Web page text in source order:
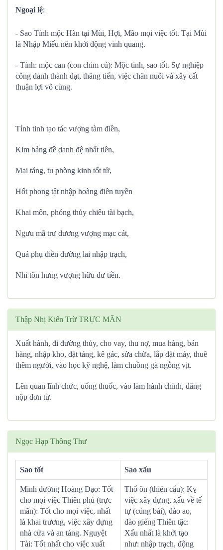
Ngoại lệ:
- Sao Tỉnh mộc Hãn tại Mùi, Hợi, Mão mọi việc tốt. Tại Mùi
là Nhập Miếu nên khởi động vinh quang.
- Tỉnh: mộc can (con chim cú): Mộc tinh, sao tốt. Sự nghiệp
công danh thành đạt, thăng tiến, việc chăn nuôi và xây cất
thuận lợi vô cùng.
Tỉnh tinh tạo tác vượng tàm điền,
Kim bảng đề danh đệ nhất tiên,
Mai táng, tu phòng kinh tốt tử,
Hốt phong tật nhập hoàng điên tuyền
Khai môn, phóng thủy chiêu tài bạch,
Ngưu mã trư dương vượng mạc cát,
Quả phụ điền đường lai nhập trạch,
Nhi tôn hưng vượng hữu dư tiền.
Thập Nhị Kiến Trừ TRỰC MÃN
Xuất hành, đi đường thủy, cho vay, thu nợ, mua hàng, bán
hàng, nhập kho, đặt táng, kê gác, sửa chữa, lắp đặt máy, thuê
thêm người, vào học kỹ nghệ, làm chuồng gà ngỗng vịt.
Lên quan lĩnh chức, uống thuốc, vào làm hành chính, dâng
nộp đơn từ.
Ngọc Hạp Thông Thư
Sao tốt Sao xấu
Minh đường Hoàng Đạo: Tốt
cho mọi việc Thiên phú (trực
mãn): Tốt cho mọi việc, nhất
là khai trương, việc xây dựng
nhà cửa và an táng. Nguyệt
Tài: Tốt nhất cho việc xuất
Thổ ôn (thiên cẩu): Kỵ
việc xây dựng, xấu về tế
tự (cúng bái), đào ao,
đào giếng Thiên tặc:
Xấu nhất là khởi tạo
như: nhập trạch, động